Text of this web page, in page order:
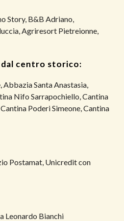
Story, B&B Adriano,
Agriresort Pietreionne,
centro storico:
Abbazia Santa Anastasia,
Nifo Sarrapochiello, Cantina
Poderi Simeone, Cantina
Postamat, Unicredit con
Leonardo Bianchi